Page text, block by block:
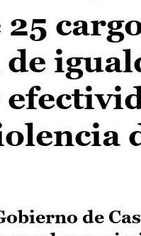
de